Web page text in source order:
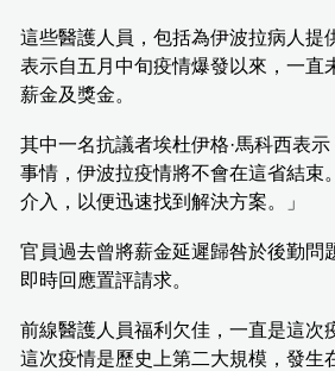
這些醫護人員，包括為伊波拉病人提
表示自五月中旬疫情爆發以來，一直
薪金及獎金。
其中一名抗議者埃杜伊格·馬科西表
事情，伊波拉疫情將不會在這省結束
介入，以便迅速找到解決方案。」
官員過去曾將薪金延遲歸咎於後勤問
即時回應置評請求。
前線醫護人員福利欠佳，一直是這次
這次疫情是歷史上第二大規模，發生